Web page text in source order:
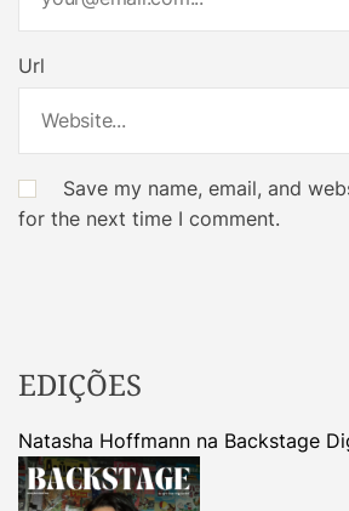
Url
Save my name, email, and
for the next time I comment.
EDIÇÕES
Natasha Hoffmann na Backstage